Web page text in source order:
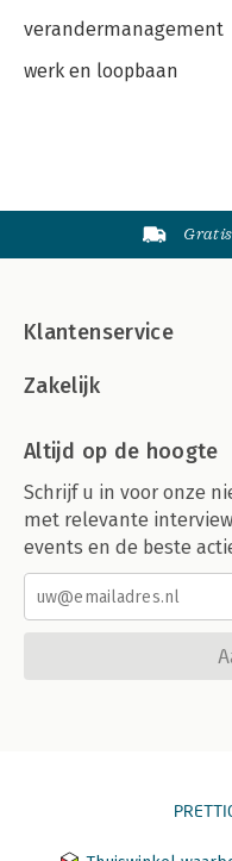
verandermanagement
werk en loopbaan
Klantenservice
Zakelijk
Altijd op de hoogte
Schrijf u in voor onze
met relevante
events en de beste